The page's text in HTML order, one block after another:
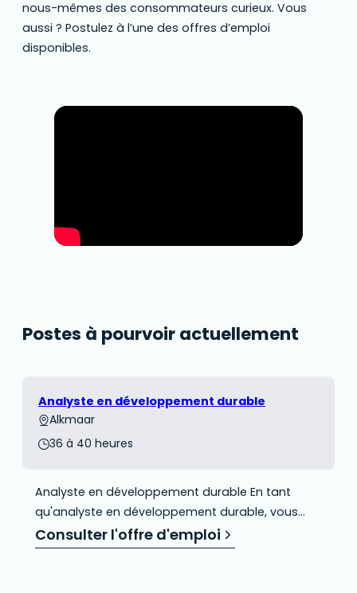
nous-mêmes des consommateurs curieux. Vous
aussi ? Postulez à l’une des offres d’emploi
disponibles.
Postes à pourvoir actuellement
Analyste en développement durable
Alkmaar
36 à 40 heures
Analyste en développement durable En tant
qu'analyste en développement durable, vous
ferez partie d'une équipe motivée chargée de
recenser et d'analyser les risques présents dans
Consulter l'offre d'emploi